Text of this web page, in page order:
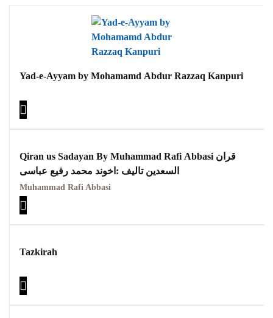
Yad-e-Ayyam by Mohamamd Abdur Razzaq Kanpuri
Qiran us Sadayan By Muhammad Rafi Abbasi قران
السعدین تالیف :اخوند محمد رفیع عباسی
Muhammad Rafi Abbasi
Tazkirah